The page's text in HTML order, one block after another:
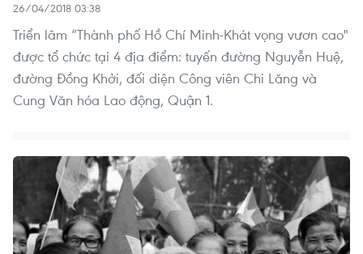
26/04/2018 03:38
Triển lãm “Thành phố Hồ Chí Minh-Khát vọng vươn cao"
được tổ chức tại 4 địa điểm: tuyến đường Nguyễn Huệ,
đường Đồng Khởi, đối diện Công viên Chi Lăng và
Cung Văn hóa Lao động, Quận 1.